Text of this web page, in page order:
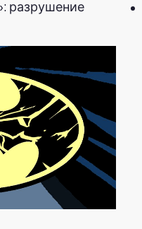
разрушение